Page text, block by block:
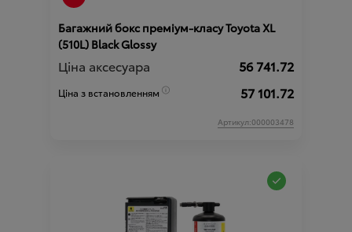
Багажний бокс преміум-класу Toyota XL
(510L) Black Glossy
Ціна аксесуара 56 741.72
Ціна з встановленням 57 101.72
Артикул:000003478